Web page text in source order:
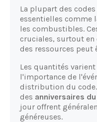
La plupart des
essentielles comme
les combustibles.
cruciales, surtout
des ressources peut
Les quantités
l'importance de
distribution du
des anniversaires du
jour offrent
généreuses.